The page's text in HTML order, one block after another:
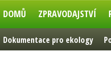
DOMŮ ZPRAVODAJSTVÍ
Dokumentace pro ekology